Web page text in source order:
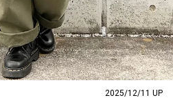
2025/12/11 UP